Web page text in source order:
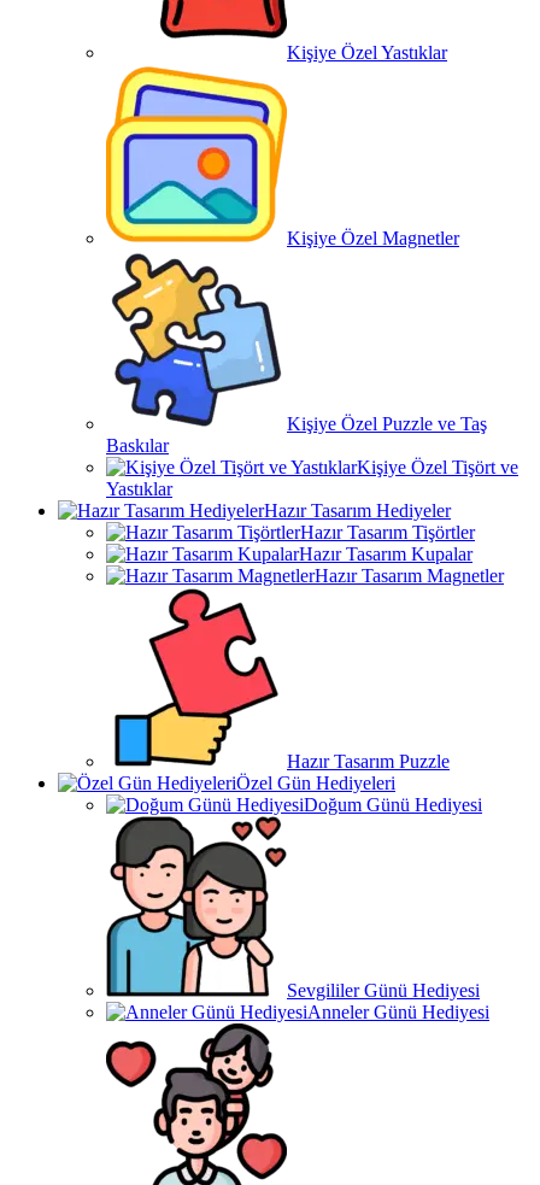
Kişiye Özel Yastıklar
Kişiye Özel Magnetler
Kişiye Özel Puzzle ve Taş
Baskılar
Kişiye Özel Tişört ve
Yastıklar
Hazır Tasarım Hediyeler
Hazır Tasarım Tişörtler
Hazır Tasarım Kupalar
Hazır Tasarım Magnetler
Hazır Tasarım Puzzle
Özel Gün Hediyeleri
Doğum Günü Hediyesi
Sevgililer Günü Hediyesi
Anneler Günü Hediyesi